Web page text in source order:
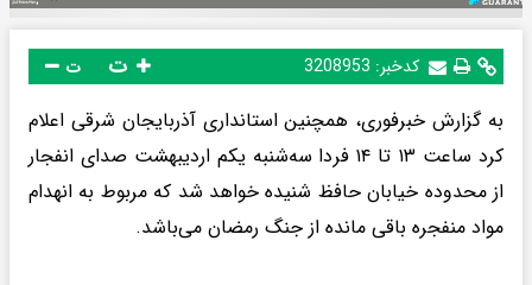
کدخبر: 3208953 ت
به گزارش خبرفوری، همچنین استانداری آذربایجان شرقی اعلام
کرد ساعت ۱۳ تا ۱۴ فردا سه‌شنبه یکم اردیبهشت صدای انفجار
از محدوده خیابان حافظ شنیده خواهد شد که مربوط به انهدام
مواد منفجره باقی مانده از جنگ رمضان می‌باشد.